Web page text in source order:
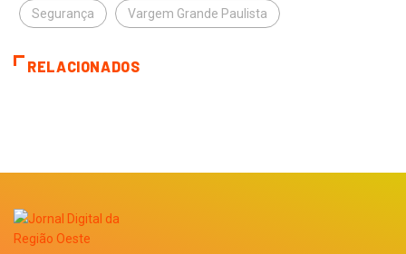
Segurança Vargem Grande Paulista
RELACIONADOS